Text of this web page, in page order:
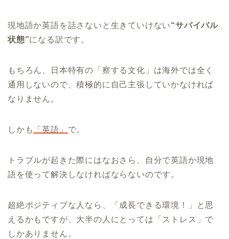
現地語か英語を話さないと生きていけない“サバイバル
状態”になる訳です。
もちろん、日本特有の「察する文化」は海外では全く
通用しないので、積極的に自己主張していかなければ
なりません。
しかも 「英語」 で。
トラブルが起きた際にはなおさら、自分で英語か現地
語を使って解決しなければならないのです。
超絶ポジティブな人なら、「成長できる環境！」と思
えるかもですが、大半の人にとっては「ストレス」で
しかありません。